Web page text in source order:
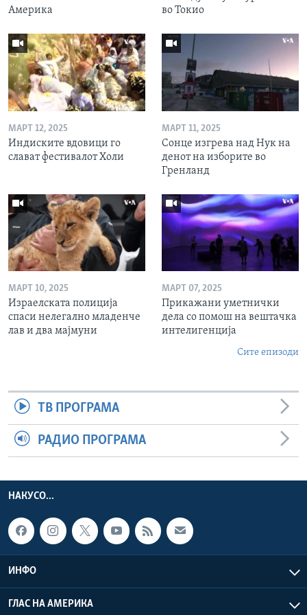
Америка
во Токио
МАРТ 12, 2025
Индиските вдовици го
слават фестивалот Холи
МАРТ 11, 2025
Сонце изгрева над Нук на
денот на изборите во
Гренланд
МАРТ 10, 2025
Израелската полиција
спаси нелегално младенче
лав и два мајмуни
МАРТ 07, 2025
Прикажани уметнички
дела со помош на вештачка
интелигенција
Сите епизоди
ТВ ПРОГРАМА
РАДИО ПРОГРАМА
НАКУСО...
ИНФО
ГЛАС НА АМЕРИКА